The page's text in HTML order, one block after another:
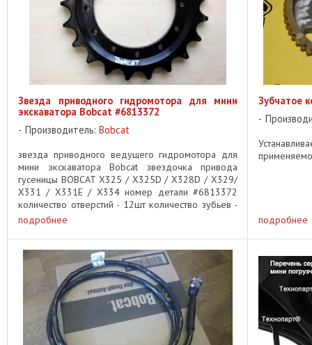
Звезда приводного гидромотора для мини
экскаватора Bobcat #6813372
Производитель: Bobcat
звезда приводного ведущего гидромотора для
мини экскаватора Bobcat звездочка привода
гусеницы BOBCAT X325 / X325D / X328D / X329/
X331 / X331E / X334 номер детали #6813372
количество отверстий - 12шт количество зубьев -
...
подробнее
Зубчатое
подробнее